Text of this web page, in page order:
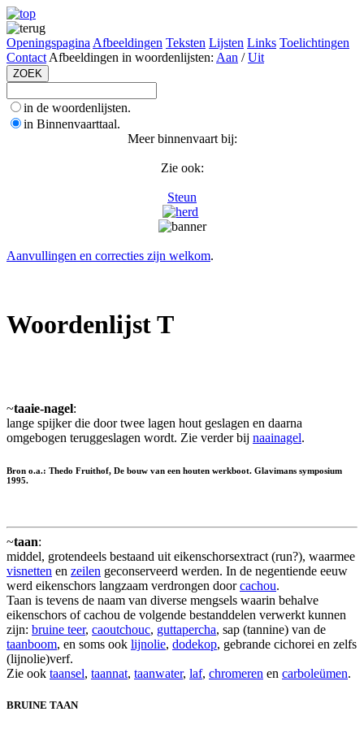
Openingspagina Afbeeldingen Teksten Lijsten Links Toelichtingen
Contact Afbeeldingen in woordenlijsten: Aan /Uit
in de woordenlijsten.
in Binnenvaarttaal.
Meer binnenvaart bij:
Zie ook:
Steun
Aanvullingen en correcties zijn welkom.
Woordenlijst T
~taaie-nagel:
lange spijker die door twee lagen hout geslagen en daarna
omgebogen teruggeslagen wordt. Zie verder bij naainagel.
Bron o.a.: Thedo Fruithof, De bouw van een houten werkboot. Glavimans symposium
1995.
~taan:
middel, grotendeels bestaand uit eikenschorsextract (run?), waarmee
visnetten en zeilen geconserveerd werden. In de negentiende eeuw
werd eikenschors langzaam verdrongen doorcachou.
Taan is tevens de naam van diverse mengsels waarin behalve
eikenschors of cachou de volgende bestanddelen verwerkt kunnen
zijn: bruine teer, caoutchouc, guttapercha, sap (tannine) van de
taanboom, en soms ook lijnolie, dodekop, gebrande cichorei en zelfs
(lijnolie)verf.
Zie ook taansel, taannat, taanwater, laf, chromeren en carboleümen.
BRUINE TAAN